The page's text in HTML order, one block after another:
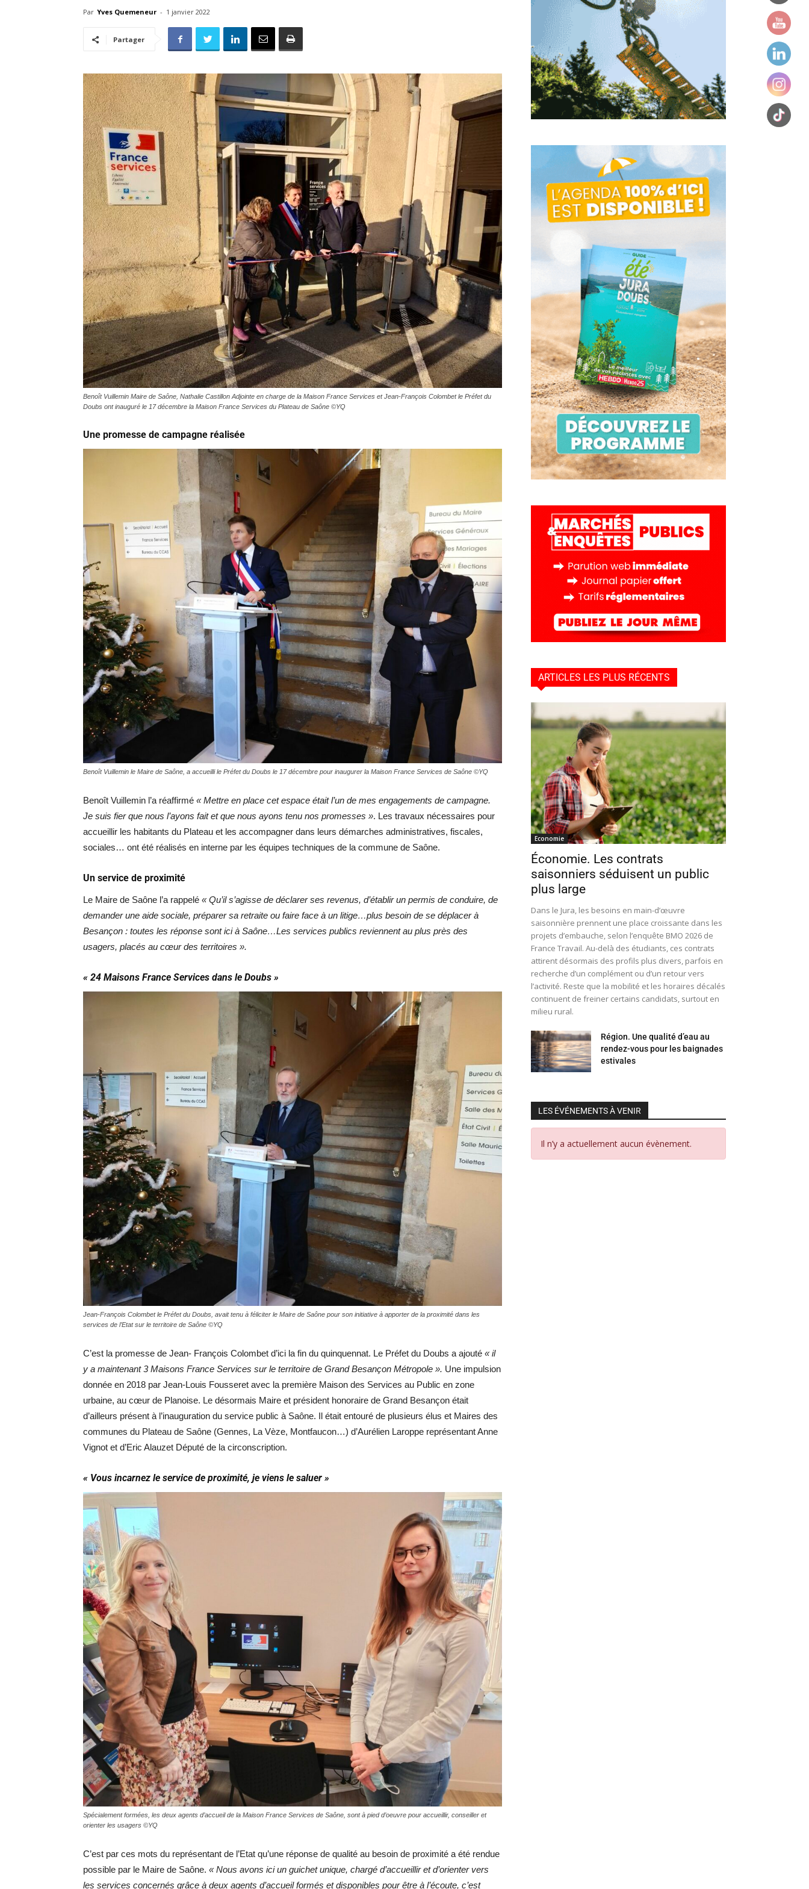
l'info
locale
–
Hebdo25
Par Yves Quemeneur - 1 janvier 2022
Partager
Benoît Vuillemin Maire de Saône, Nathalie Castillon Adjointe en charge de la Maison France Services et Jean-François Colombet le Préfet du
Doubs ont inauguré le 17 décembre la Maison France Services du Plateau de Saône ©YQ
Une promesse de campagne réalisée
Benoît Vuillemin le Maire de Saône, a accueilli le Préfet du Doubs le 17 décembre pour inaugurer la Maison France Services de Saône ©YQ
Benoît Vuillemin l’a réaffirmé « Mettre en place cet espace était l’un de mes engagements de campagne.
Je suis fier que nous l’ayons fait et que nous ayons tenu nos promesses ». Les travaux nécessaires pour
accueillir les habitants du Plateau et les accompagner dans leurs démarches administratives, fiscales,
sociales… ont été réalisés en interne par les équipes techniques de la commune de Saône.
Un service de proximité
Le Maire de Saône l’a rappelé « Qu’il s’agisse de déclarer ses revenus, d’établir un permis de conduire, de
demander une aide sociale, préparer sa retraite ou faire face à un litige…plus besoin de se déplacer à
Besançon : toutes les réponse sont ici à Saône…Les services publics reviennent au plus près des
usagers, placés au cœur des territoires ».
« 24 Maisons France Services dans le Doubs »
Jean-François Colombet le Préfet du Doubs, avait tenu à féliciter le Maire de Saône pour son initiative à apporter de la proximité dans les
services de l’Etat sur le territoire de Saône ©YQ
C’est la promesse de Jean- François Colombet d’ici la fin du quinquennat. Le Préfet du Doubs a ajouté « il
y a maintenant 3 Maisons France Services sur le territoire de Grand Besançon Métropole ». Une impulsion
donnée en 2018 par Jean-Louis Fousseret avec la première Maison des Services au Public en zone
urbaine, au cœur de Planoise. Le désormais Maire et président honoraire de Grand Besançon était
d’ailleurs présent à l’inauguration du service public à Saône. Il était entouré de plusieurs élus et Maires des
communes du Plateau de Saône (Gennes, La Vèze, Montfaucon…) d’Aurélien Laroppe représentant Anne
Vignot et d’Eric Alauzet Député de la circonscription.
« Vous incarnez le service de proximité, je viens le saluer »
Spécialement formées, les deux agents d’accueil de la Maison France Services de Saône, sont à pied d’oeuvre pour accueillir, conseiller et
orienter les usagers ©YQ
C’est par ces mots du représentant de l’Etat qu’une réponse de qualité au besoin de proximité a été rendue
possible par le Maire de Saône. « Nous avons ici un guichet unique, chargé d’accueillir et d’orienter vers
les services concernés grâce à deux agents d’accueil formés et disponibles pour être à l’écoute, c’est
ARTICLES LES PLUS RÉCENTS
Economie
Économie. Les contrats
saisonniers séduisent un public
plus large
Dans le Jura, les besoins en main-d’œuvre
saisonnière prennent une place croissante dans les
projets d’embauche, selon l’enquête BMO 2026 de
France Travail. Au-delà des étudiants, ces contrats
attirent désormais des profils plus divers, parfois en
recherche d’un complément ou d’un retour vers
l’activité. Reste que la mobilité et les horaires décalés
continuent de freiner certains candidats, surtout en
milieu rural.
Région. Une qualité d’eau au
rendez-vous pour les baignades
estivales
LES ÉVÉNEMENTS À VENIR
Il n’y a actuellement aucun évènement.